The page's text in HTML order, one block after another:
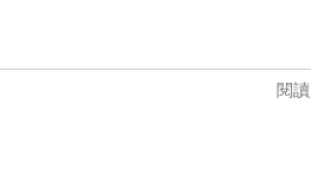
埔國小。
的熱忱。
閱